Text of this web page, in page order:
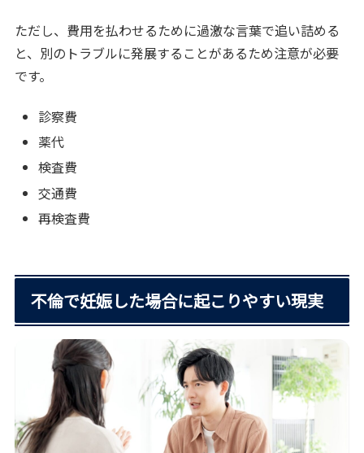
ただし、費用を払わせるために過激な言葉で追い詰める
と、別のトラブルに発展することがあるため注意が必要
です。
診察費
薬代
検査費
交通費
再検査費
不倫で妊娠した場合に起こりやすい現実